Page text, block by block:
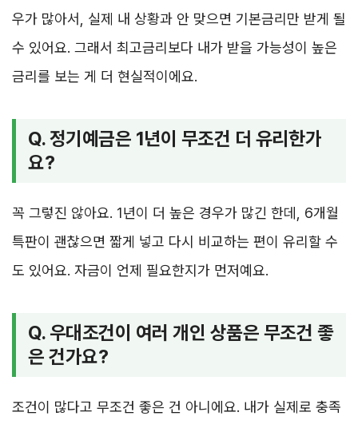
우가 많아서, 실제 내 상황과 안 맞으면 기본금리만 받게 될
수 있어요. 그래서 최고금리보다 내가 받을 가능성이 높은
금리를 보는 게 더 현실적이에요.
Q. 정기예금은 1년이 무조건 더 유리한가
요?
꼭 그렇진 않아요. 1년이 더 높은 경우가 많긴 한데, 6개월
특판이 괜찮으면 짧게 넣고 다시 비교하는 편이 유리할 수
도 있어요. 자금이 언제 필요한지가 먼저예요.
Q. 우대조건이 여러 개인 상품은 무조건 좋
은 건가요?
조건이 많다고 무조건 좋은 건 아니에요. 내가 실제로 충족